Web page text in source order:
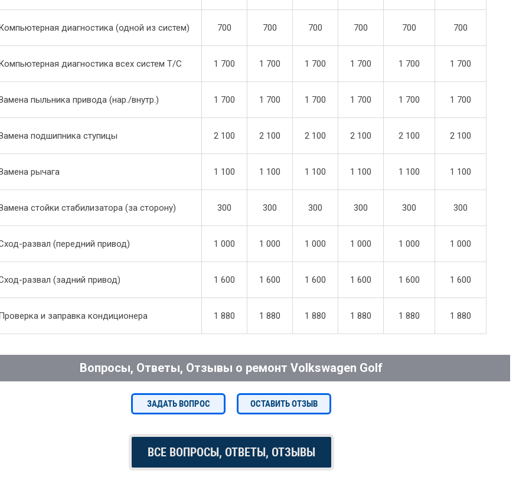
диагностика (одной из систем) 700 700 700 700 700 700
диагностика всех систем Т/С 1 700 1 700 1 700 1 700 1 700 1 700
пыльника привода (нар./внутр.) 1 700 1 700 1 700 1 700 1 700 1 700
подшипника ступицы 2 100 2 100 2 100 2 100 2 100 2 100
рычага 1 100 1 100 1 100 1 100 1 100 1 100
стойки стабилизатора (за сторону) 300 300 300 300 300 300
развал (передний привод) 1 000 1 000 1 000 1 000 1 000 1 000
развал (задний привод) 1 600 1 600 1 600 1 600 1 600 1 600
и заправка кондиционера 1 880 1 880 1 880 1 880 1 880 1 880
Вопросы, Ответы, Отзывы о ремонт Volkswagen Golf
ЗАДАТЬ ВОПРОС ОСТАВИТЬ ОТЗЫВ
ВСЕ ВОПРОСЫ, ОТВЕТЫ, ОТЗЫВЫ